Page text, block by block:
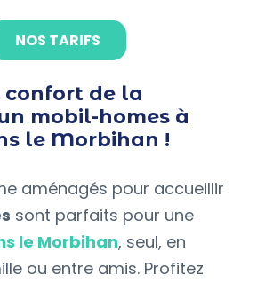
NOS TARIFS
confort de la
mobil-homes à
le Morbihan !
aménagés pour accueillir
sont parfaits pour une
le Morbihan, seul, en
ou entre amis. Profitez